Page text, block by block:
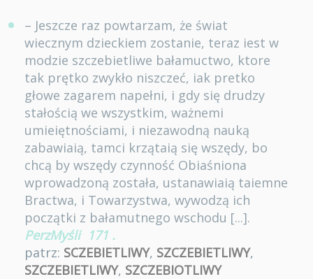
– Jeszcze raz powtarzam, że świat
wiecznym dzieckiem zostanie, teraz iest w
modzie szczebietliwe bałamuctwo, ktore
tak prętko zwykło niszczeć, iak pretko
głowe zagarem napełni, i gdy się drudzy
stałością we wszystkim, ważnemi
umieiętnościami, i niezawodną nauką
zabawiaią, tamci krzątaią się wszędy, bo
chcą by wszędy czynność Obiaśniona
wprowadzoną została, ustanawiaią taiemne
Bractwa, i Towarzystwa, wywodzą ich
początki z bałamutnego wschodu [...].
PerzMyśli 171 .
patrz: SCZEBIETLIWY, SZCZEBIETLIWY,
SZCZEBIETLIWY, SZCZEBIOTLIWY